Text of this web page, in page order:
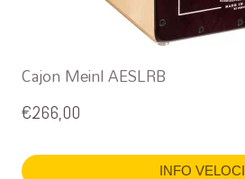
Cajon Meinl AESLRB
€266,00
INFO VELOCI